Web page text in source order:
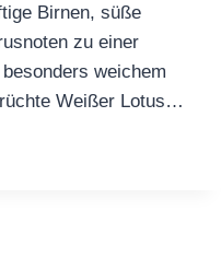
Birnen, süße
zu einer
weichem
Weißer Lotus…